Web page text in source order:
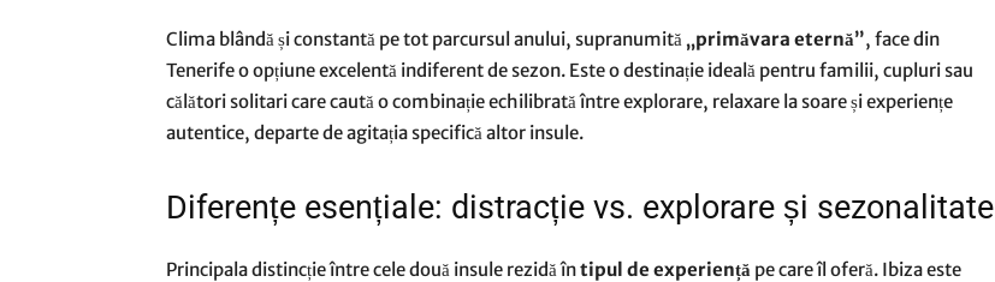
Clima blândă și constantă pe tot parcursul anului, supranumită„primăvara eternă”, face din
Tenerife o opțiune excelentă indiferent de sezon. Este o destinație ideală pentru familii, cupluri sau
călători solitari care caută o combinație echilibrată între explorare, relaxare la soare și experiențe
autentice, departe de agitația specifică altor insule.
Diferențe esențiale: distracție vs. explorare și sezonalitate
Principala distincție între cele două insule rezidă întipul de experiență pe care îl oferă. Ibiza este